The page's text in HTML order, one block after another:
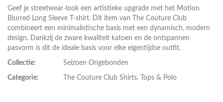
Geef je streetwear-look een artistieke upgrade met het Motion
Blurred Long Sleeve T-shirt. Dit item van The Couture Club
combineert een minimalistische basis met een dynamisch, modern
design. Dankzij de zware kwaliteit katoen en de ontspannen
pasvorm is dit de ideale basis voor elke eigentijdse outfit.
Collectie: Seizoen Ongebonden
Categorie: The Couture Club Shirts, Tops & Polo